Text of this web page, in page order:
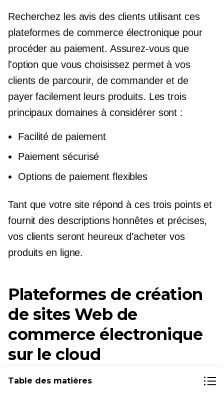
Recherchez les avis des clients utilisant ces
plateformes de commerce électronique pour
procéder au paiement. Assurez-vous que
l'option que vous choisissez permet à vos
clients de parcourir, de commander et de
payer facilement leurs produits. Les trois
principaux domaines à considérer sont :
Facilité de paiement
Paiement sécurisé
Options de paiement flexibles
Tant que votre site répond à ces trois points et
fournit des descriptions honnêtes et précises,
vos clients seront heureux d'acheter vos
produits en ligne.
Plateformes de création
de sites Web de
commerce électronique
sur le cloud
Pour le plus simple
Table des matières